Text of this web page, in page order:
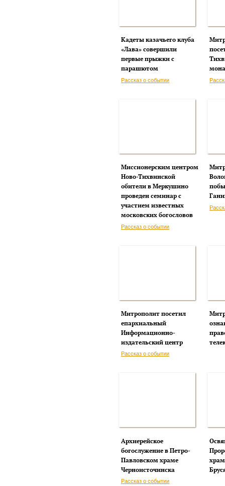
Кадеты казачьего клуба
«Лава» совершили
первые прыжки с
парашютом
Рассказ о событии
Миссионерским центром
Ново-Тихвинской
обители в Меркушино
проведен семинар с
участием известных
московских богословов
Рассказ о событии
Митрополит посетил
епархиальный
Информационно-
издательский центр
Рассказ о событии
Архиерейское
богослужение в Петро-
Павловском храме
Черноисточинска
Рассказ о событии